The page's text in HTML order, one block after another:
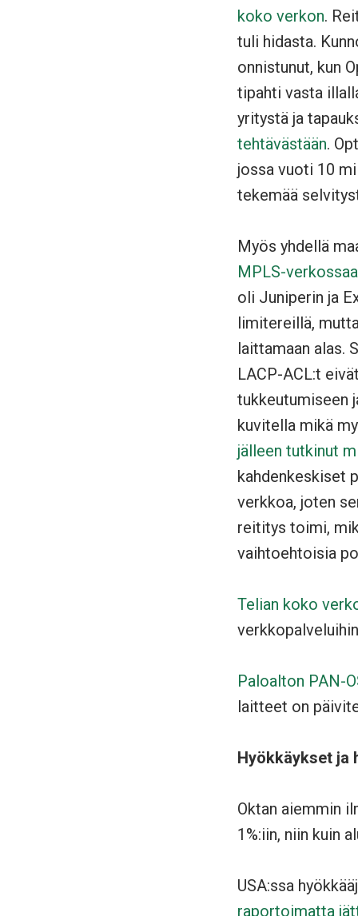
koko verkon.
tuli hidasta.
onnistunut, kun
tipahti vasta
yritystä ja
tehtävästään.
jossa vuoti 10
tekemää
Myös yhdellä
MPLS-
oli Juniperin ja
limitereillä,
laittamaan alas.
LACP-ACL:t
tukkeutumiseen
kuvitella mikä
jälleen tutkinut
kahdenkeskiset
verkkoa, joten
reititys toimi,
vaihtoehtoisia
Telian koko
Paloalton PAN-
laitteet on
Hyökkäykset ja
Oktan aiemmin
1%:iin, niin kuin
USA:ssa
raportoimatta